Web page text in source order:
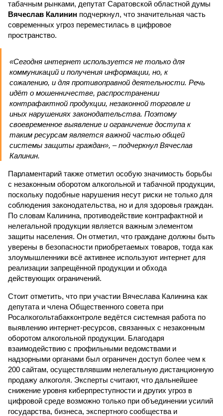
табачным рынками, депутат Саратовской областной думы
Вячеслав Калинин подчеркнул, что значительная часть
современных угроз переместилась в цифровое
пространство.
«Сегодня интернет используется не только для
коммуникаций и получения информации, но, к
сожалению, и для противоправной деятельности. Речь
идёт о мошенничестве, распространении
контрафактной продукции, незаконной торговле и
иных нарушениях законодательства. Поэтому
своевременное выявление и ограничение доступа к
таким ресурсам является важной частью общей
системы защиты граждан», – подчеркнул Вячеслав
Калинин.
Парламентарий также отметил особую значимость борьбы
с незаконным оборотом алкогольной и табачной продукции,
поскольку подобные нарушения несут риски не только для
соблюдения законодательства, но и для здоровья граждан.
По словам Калинина, противодействие контрафактной и
нелегальной продукции является важным элементом
защиты населения. Он отметил, что граждане должны быть
уверены в безопасности приобретаемых товаров, тогда как
злоумышленники всё активнее используют интернет для
реализации запрещённой продукции и обхода
действующих ограничений.
Стоит отметить, что при участии Вячеслава Калинина как
депутата и члена Общественного совета при
Росалкогольтабакконтроле ведётся системная работа по
выявлению интернет-ресурсов, связанных с незаконным
оборотом алкогольной продукции. Благодаря
взаимодействию с профильными ведомствами и
надзорными органами был ограничен доступ более чем к
200 сайтам, осуществлявшим нелегальную дистанционную
продажу алкоголя. Эксперты считают, что дальнейшее
снижение уровня киберпреступности и других угроз в
цифровой среде возможно только при объединении усилий
государства, бизнеса, экспертного сообщества и